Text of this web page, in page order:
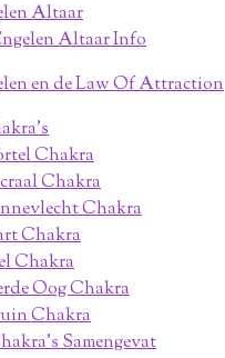
Altaar
Altaar Info
en de Law Of Attraction
Chakra
Chakra
Chakra
Chakra
Chakra
Oog Chakra
Chakra
Samengevat